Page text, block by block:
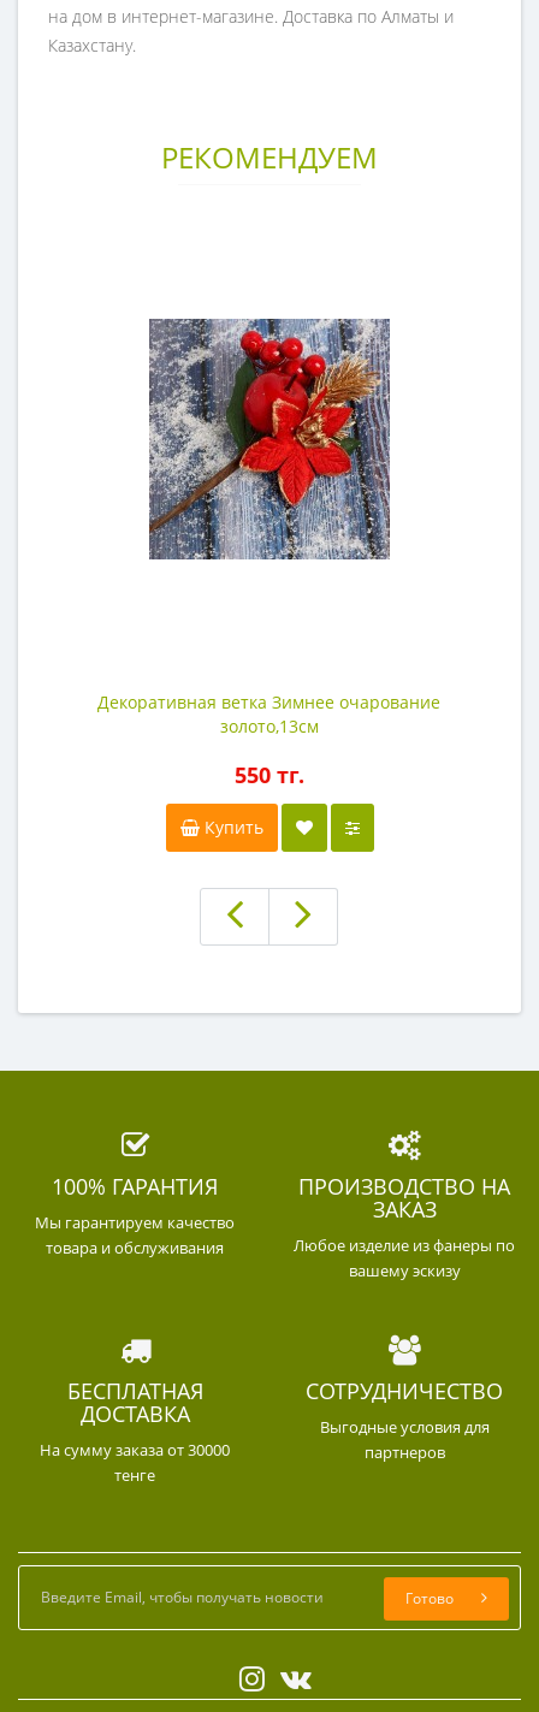
на дом в интернет-магазине. Доставка по Алматы и
Казахстану.
РЕКОМЕНДУЕМ
Декоративная ветка Зимнее очарование
золото,13см
550 тг.
Купить
100% ГАРАНТИЯ
Мы гарантируем качество
товара и обслуживания
ПРОИЗВОДСТВО НА
ЗАКАЗ
Любое изделие из фанеры по
вашему эскизу
БЕСПЛАТНАЯ
ДОСТАВКА
На сумму заказа от 30000
тенге
СОТРУДНИЧЕСТВО
Выгодные условия для
партнеров
Готово